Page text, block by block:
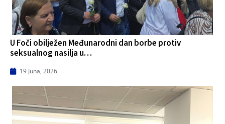
U Foči obilježen Međunarodni dan borbe protiv
seksualnog nasilja u…
19 Juna, 2026